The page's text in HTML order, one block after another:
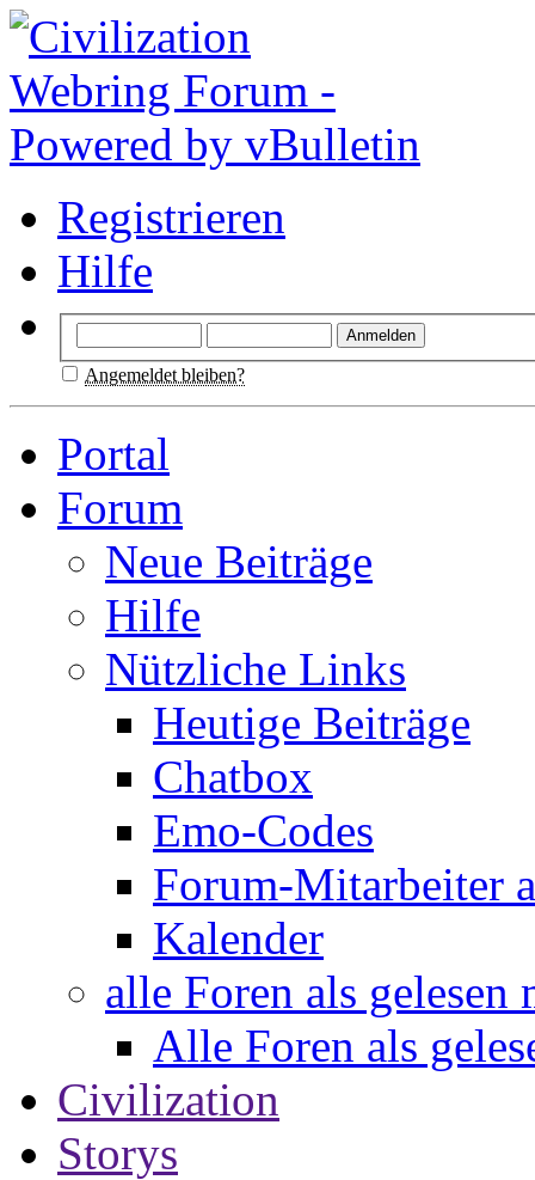
Registrieren
Hilfe
Angemeldet bleiben?
Portal
Forum
Neue Beiträge
Hilfe
Nützliche Links
Heutige Beiträge
Chatbox
Emo-Codes
Forum-Mitarbeiter
Kalender
alle Foren als gelesen
Alle Foren als
Civilization
Storys